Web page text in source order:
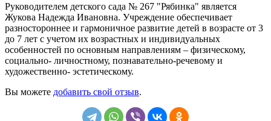
Руководителем детского сада № 267 "Рябинка" является
Жукова Надежда Ивановна. Учреждение обеспечивает
разностороннее и гармоничное развитие детей в возрасте от 3
до 7 лет с учетом их возрастных и индивидуальных
особенностей по основным направлениям – физическому,
социально- личностному, познавательно-речевому и
художественно- эстетическому.
Вы можете добавить свой отзыв.